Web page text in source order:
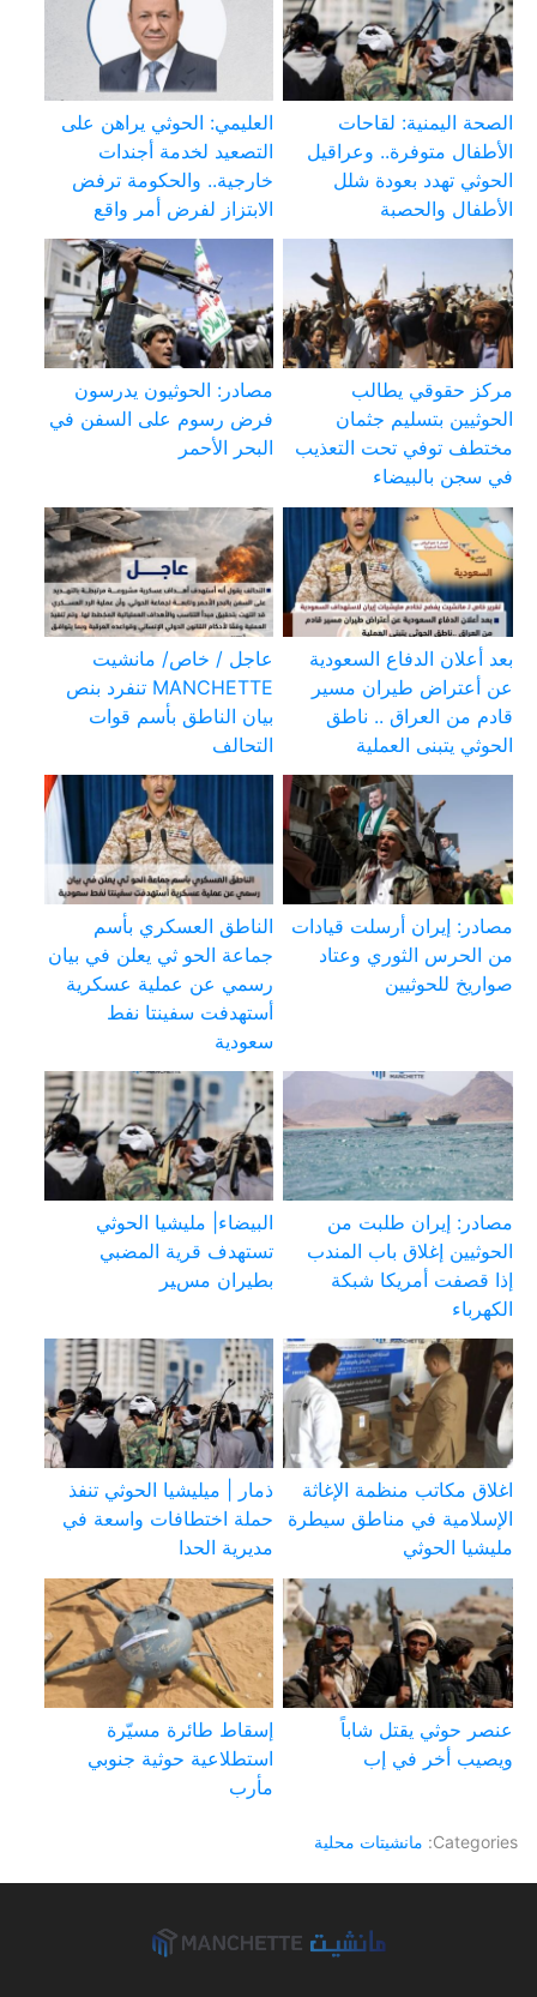
الصحة اليمنية: لقاحات
الأطفال متوفرة.. وعراقيل
الحوثي تهدد بعودة شلل
الأطفال والحصبة
العليمي: الحوثي يراهن على
التصعيد لخدمة أجندات
خارجية.. والحكومة ترفض
الابتزاز لفرض أمر واقع
مركز حقوقي يطالب
الحوثيين بتسليم جثمان
مختطف توفي تحت التعذيب
في سجن بالبيضاء
مصادر: الحوثيون يدرسون
فرض رسوم على السفن في
البحر الأحمر
بعد أعلان الدفاع السعودية
عن أعتراض طيران مسير
قادم من العراق .. ناطق
الحوثي يتبنى العملية
عاجل / خاص/ مانشيت
MANCHETTE تنفرد بنص
بيان الناطق بأسم قوات
التحالف
مصادر: إيران أرسلت قيادات
من الحرس الثوري وعتاد
صواريخ للحوثيين
الناطق العسكري بأسم
جماعة الحو ثي يعلن في بيان
رسمي عن عملية عسكرية
أستهدفت سفينتا نفط
سعودية
مصادر: إيران طلبت من
الحوثيين إغلاق باب المندب
إذا قصفت أمريكا شبكة
الكهرباء
البيضاء| مليشيا الحوثي
تستهدف قرية المضبي
بطيران مسير
اغلاق مكاتب منظمة الإغاثة
الإسلامية في مناطق سيطرة
مليشيا الحوثي
ذمار | ميليشيا الحوثي تنفذ
حملة اختطافات واسعة في
مديرية الحدا
عنصر حوثي يقتل شاباً
ويصيب أخر في إب
إسقاط طائرة مسيّرة
استطلاعية حوثية جنوبي
مأرب
Categories: مانشيتات محلية